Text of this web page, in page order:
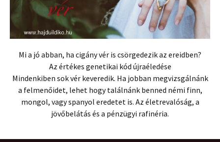
Mi a jó abban, ha cigány vér is csörgedezik az ereidben?
Az értékes genetikai kód újraéledése
Mindenkiben sok vér keveredik. Ha jobban megvizsgálnánk
a felmenőidet, lehet hogy találnánk benned némi finn,
mongol, vagy spanyol eredetet is. Az életrevalóság, a
jövőbelátás és a pénzügyi rafinéria.